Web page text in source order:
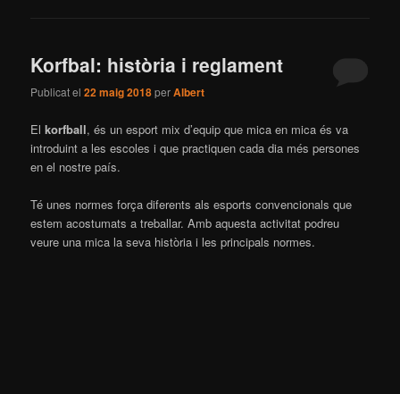
Korfbal: història i reglament
Publicat el22 maig 2018perAlbert
Elkorfball, és un esport mix d’equip que mica en mica és va
introduint a les escoles i que practiquen cada dia més persones
en el nostre país.
Té unes normes força diferents als esports convencionals que
estem acostumats a treballar. Amb aquesta activitat podreu
veure una mica la seva història i les principals normes.